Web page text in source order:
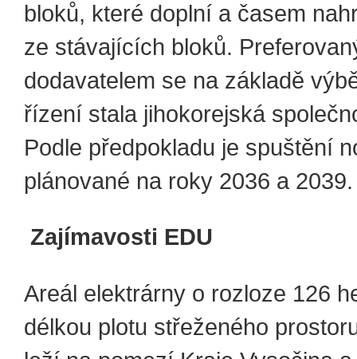
bloků, které doplní a časem
ze stávajících bloků.
dodavatelem se na základě
řízení stala jihokorejská
Podle předpokladu je spuštění
plánované na roky 2036 a 2039.
Zajímavosti EDU
Areál elektrárny o rozloze 126
délkou plotu střeženého